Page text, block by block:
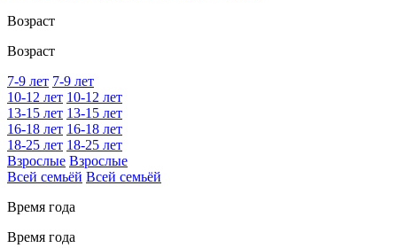
Возраст
Возраст
7-9 лет 7-9 лет
10-12 лет 10-12 лет
13-15 лет 13-15 лет
16-18 лет 16-18 лет
18-25 лет 18-25 лет
Взрослые Взрослые
Всей семьёй Всей семьёй
Время года
Время года